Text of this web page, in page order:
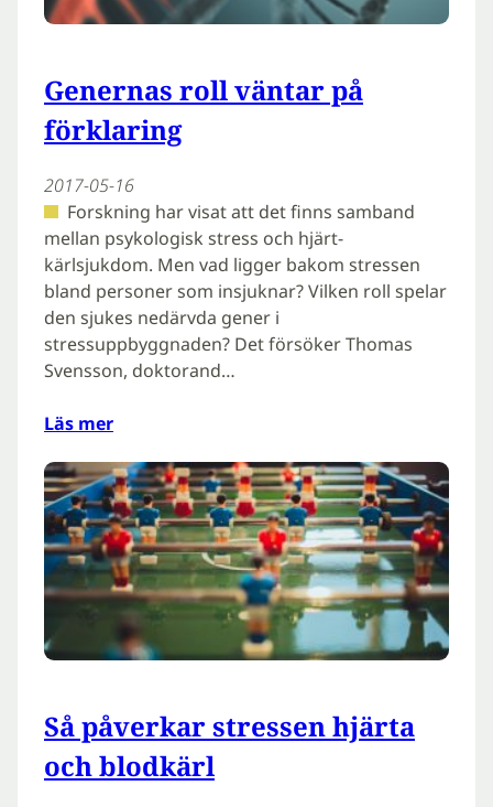
Genernas roll väntar på
förklaring
2017-05-16
Forskning har visat att det finns samband
mellan psykologisk stress och hjärt-
kärlsjukdom. Men vad ligger bakom stressen
bland personer som insjuknar? Vilken roll spelar
den sjukes nedärvda gener i
stressuppbyggnaden? Det försöker Thomas
Svensson, doktorand…
Läs mer
Så påverkar stressen hjärta
och blodkärl